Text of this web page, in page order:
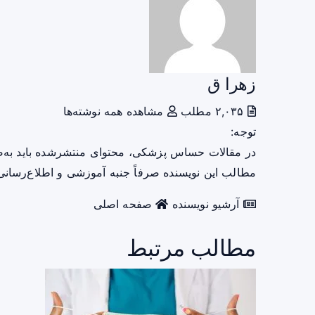
زهرا ق
مشاهده همه نوشته‌ها
توجه:
در مقالات حساس پزشکی، محتوای منتشرشده باید
مطالب این نویسنده صرفاً جنبه آموزشی و
آرشیو نویسنده صفحه اصلی
مطالب مرتبط